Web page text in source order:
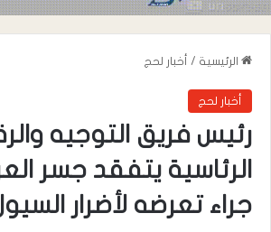
الرئيسية / أخبار لحج
أخبار لحج
رئيس فريق التوجيه
الرئاسية يتفقد جسر
جراء تعرضه لأضرار